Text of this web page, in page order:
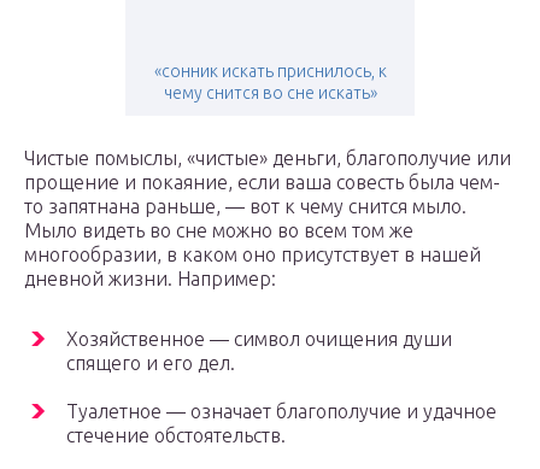
«сонник искать приснилось, к
чему снится во сне искать»
Чистые помыслы, «чистые» деньги, благополучие или
прощение и покаяние, если ваша совесть была чем-
то запятнана раньше, — вот к чему снится мыло.
Мыло видеть во сне можно во всем том же
многообразии, в каком оно присутствует в нашей
дневной жизни. Например:
Хозяйственное — символ очищения души
спящего и его дел.
Туалетное — означает благополучие и удачное
стечение обстоятельств.